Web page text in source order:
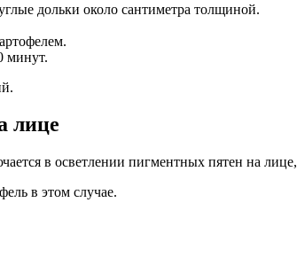
дольки около сантиметра толщиной.
минут.
лице
в осветлении пигментных пятен на
в этом случае.